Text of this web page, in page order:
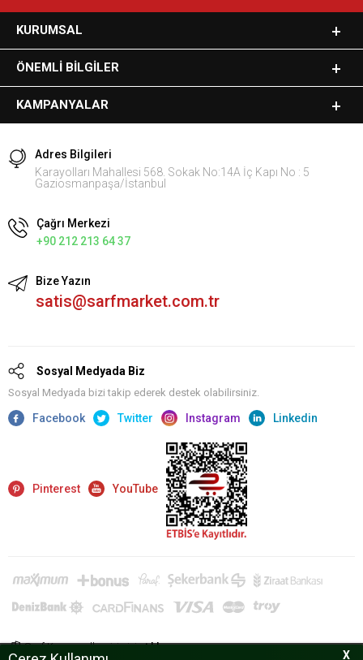
X
KURUMSAL
ÖNEMLI BILGILER
KAMPANYALAR
Adres Bilgileri
Karayolları Mahallesi 568. Sokak No:14A İç Kapı No : 5
Gaziosmanpaşa/İstanbul
Çağrı Merkezi
+90 212 213 64 37
Bize Yazın
satis@sarfmarket.com.tr
Sosyal Medyada Biz
Sosyal Medyada bizi takip ederek destek olabilirsiniz.
Facebook Twitter Instagram Linkedin
Pinterest YouTube
Sarf Kurumsal'a giriş içintıklayın.